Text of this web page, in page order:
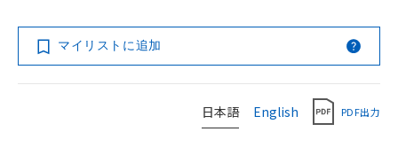
マイリストに追加
日本語 English PDF出力